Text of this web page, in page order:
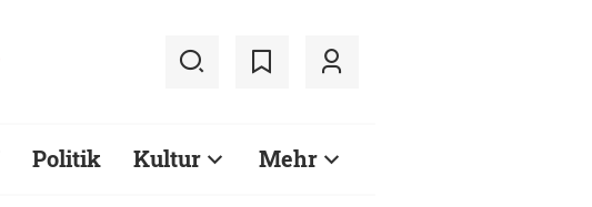
Politik Kultur Mehr